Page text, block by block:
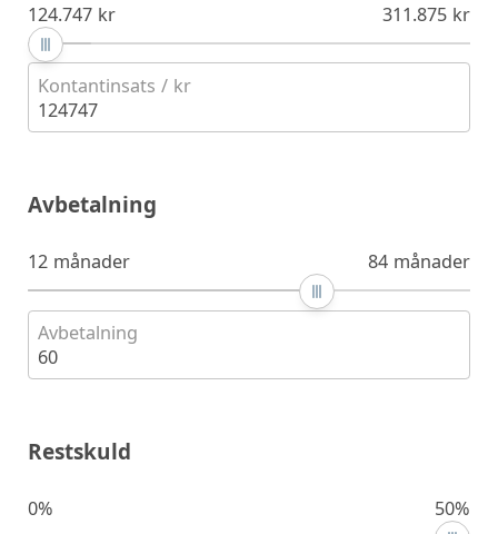
124.747 kr 311.875 kr
Kontantinsats / kr
124747
Avbetalning
12 månader 84 månader
Avbetalning
60
Restskuld
0% 50%